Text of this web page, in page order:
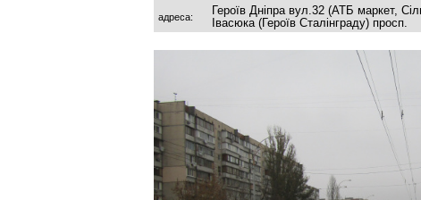
адреса:
Героїв Дніпра вул.32 (АТБ маркет,
Івасюка (Героїв Сталінграду) просп.